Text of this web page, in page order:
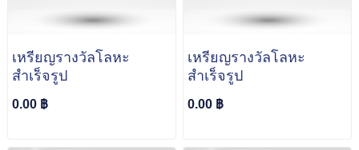
เหรียญรางวัลโลหะ
สำเร็จรูป
0.00 ฿
เหรียญรางวัลโลหะ
สำเร็จรูป
0.00 ฿